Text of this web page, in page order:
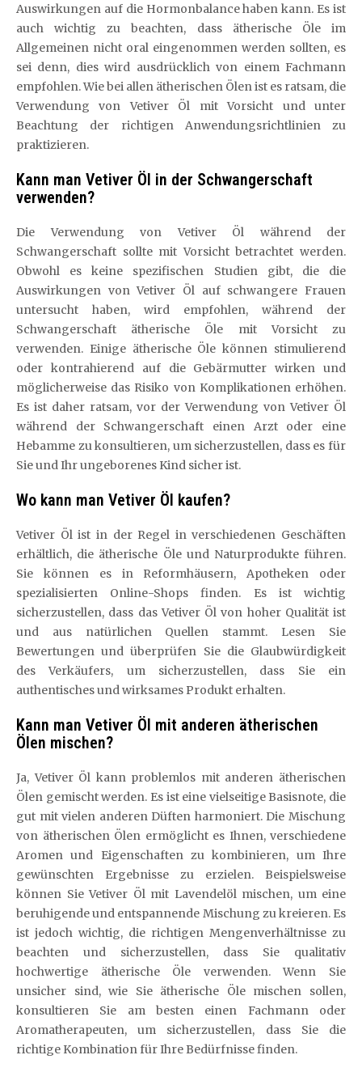
Auswirkungen auf die Hormonbalance haben kann. Es ist
auch wichtig zu beachten, dass ätherische Öle im
Allgemeinen nicht oral eingenommen werden sollten, es
sei denn, dies wird ausdrücklich von einem Fachmann
empfohlen. Wie bei allen ätherischen Ölen ist es ratsam, die
Verwendung von Vetiver Öl mit Vorsicht und unter
Beachtung der richtigen Anwendungsrichtlinien zu
praktizieren.
Kann man Vetiver Öl in der Schwangerschaft
verwenden?
Die Verwendung von Vetiver Öl während der
Schwangerschaft sollte mit Vorsicht betrachtet werden.
Obwohl es keine spezifischen Studien gibt, die die
Auswirkungen von Vetiver Öl auf schwangere Frauen
untersucht haben, wird empfohlen, während der
Schwangerschaft ätherische Öle mit Vorsicht zu
verwenden. Einige ätherische Öle können stimulierend
oder kontrahierend auf die Gebärmutter wirken und
möglicherweise das Risiko von Komplikationen erhöhen.
Es ist daher ratsam, vor der Verwendung von Vetiver Öl
während der Schwangerschaft einen Arzt oder eine
Hebamme zu konsultieren, um sicherzustellen, dass es für
Sie und Ihr ungeborenes Kind sicher ist.
Wo kann man Vetiver Öl kaufen?
Vetiver Öl ist in der Regel in verschiedenen Geschäften
erhältlich, die ätherische Öle und Naturprodukte führen.
Sie können es in Reformhäusern, Apotheken oder
spezialisierten Online-Shops finden. Es ist wichtig
sicherzustellen, dass das Vetiver Öl von hoher Qualität ist
und aus natürlichen Quellen stammt. Lesen Sie
Bewertungen und überprüfen Sie die Glaubwürdigkeit
des Verkäufers, um sicherzustellen, dass Sie ein
authentisches und wirksames Produkt erhalten.
Kann man Vetiver Öl mit anderen ätherischen
Ölen mischen?
Ja, Vetiver Öl kann problemlos mit anderen ätherischen
Ölen gemischt werden. Es ist eine vielseitige Basisnote, die
gut mit vielen anderen Düften harmoniert. Die Mischung
von ätherischen Ölen ermöglicht es Ihnen, verschiedene
Aromen und Eigenschaften zu kombinieren, um Ihre
gewünschten Ergebnisse zu erzielen. Beispielsweise
können Sie Vetiver Öl mit Lavendelöl mischen, um eine
beruhigende und entspannende Mischung zu kreieren. Es
ist jedoch wichtig, die richtigen Mengenverhältnisse zu
beachten und sicherzustellen, dass Sie qualitativ
hochwertige ätherische Öle verwenden. Wenn Sie
unsicher sind, wie Sie ätherische Öle mischen sollen,
konsultieren Sie am besten einen Fachmann oder
Aromatherapeuten, um sicherzustellen, dass Sie die
richtige Kombination für Ihre Bedürfnisse finden.